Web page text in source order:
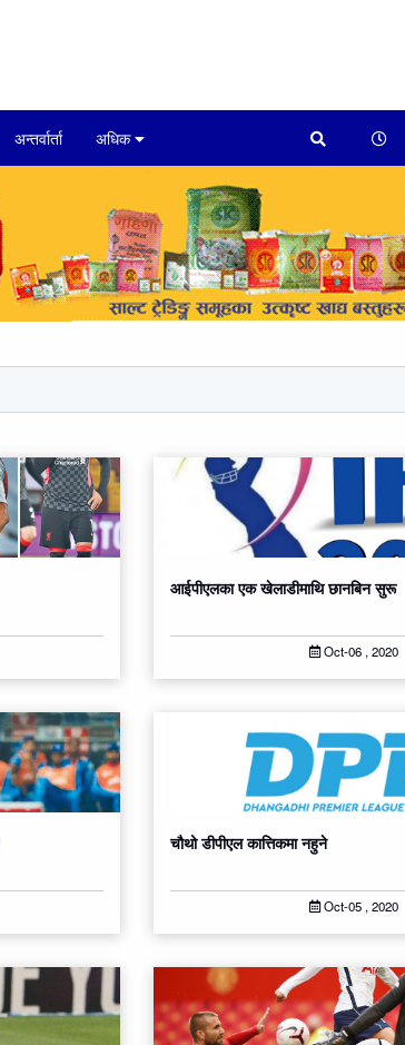
अन्तर्वार्ता अधिक
आईपीएलका एक खेलाडीमाथि छानबिन सुरू
Oct-06 , 2020
चौथो डीपीएल कात्तिकमा नहुने
Oct-05 , 2020